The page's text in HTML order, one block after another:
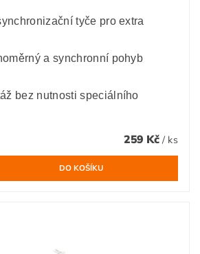
tyče pro extra
a synchronní pohyb
bez nutnosti speciálního
259 Kč / ks